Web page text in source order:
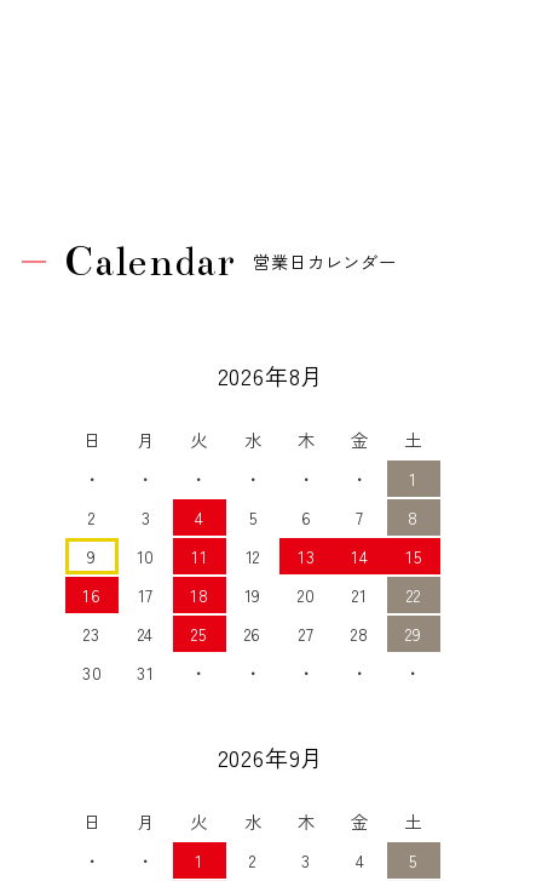
Calendar 営業日カレンダー
2026年8月
日 月 火 水 木 金
土
・
・ ・ ・ ・ ・
1
2
3 4 5 6 7
8
9
10 11 12 13 14
15
16
17 18 19 20 21
22
23
24 25 26 27 28
29
30
31 ・ ・ ・ ・ ・
2026年9月
日 月 火 水 木 金
土
・
・ 1 2 3 4
5